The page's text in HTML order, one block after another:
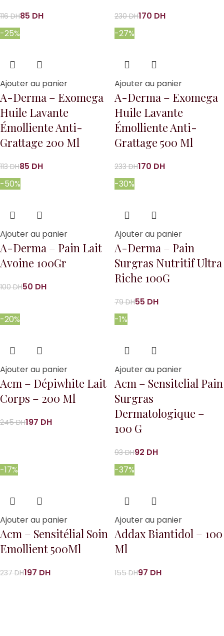
116DH85 DH 230DH170 DH
-25%
Ajouter au panier
A-Derma – Exomega
Huile Lavante
Émolliente Anti-
Grattage 200 Ml
113DH85 DH
-27%
Ajouter au panier
A-Derma – Exomega
Huile Lavante
Émolliente Anti-
Grattage 500 Ml
233DH170 DH
-50%
Ajouter au panier
A-Derma – Pain Lait
Avoine 100Gr
100DH50 DH
-30%
Ajouter au panier
A-Derma – Pain
Surgras Nutritif Ultra
Riche 100G
79DH55 DH
-20%
Ajouter au panier
Acm – Dépiwhite Lait
Corps – 200 Ml
245DH197 DH
-1%
Ajouter au panier
Acm – Sensitelial Pain
Surgras
Dermatologique –
100 G
93DH92 DH
-17%
Ajouter au panier
Acm – Sensitélial Soin
Emollient 500Ml
237DH197 DH
-37%
Ajouter au panier
Addax Biantidol – 100
Ml
155DH97 DH